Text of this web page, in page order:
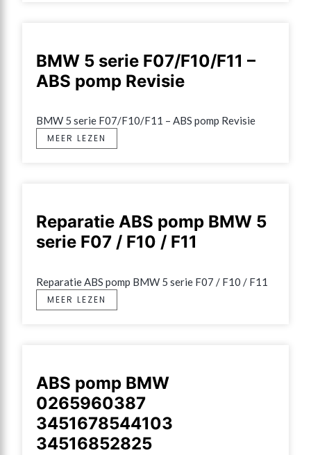
BMW 5 serie F07/F10/F11 –
ABS pomp Revisie
BMW 5 serie F07/F10/F11 – ABS pomp Revisie
MEER LEZEN
Reparatie ABS pomp BMW 5
serie F07 / F10 / F11
Reparatie ABS pomp BMW 5 serie F07 / F10 / F11
MEER LEZEN
ABS pomp BMW
0265960387
3451678544103
34516852825